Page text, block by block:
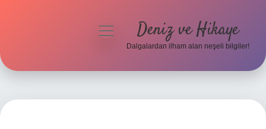
menüyü
Deniz ve Hikaye
Dalgalardan ilham alan neşeli bilgiler!